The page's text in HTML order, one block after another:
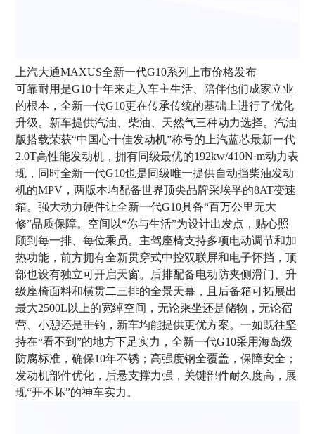
上汽大通MAXUS全新一代G10系列上市价格发布
可靠耐用是G10十年来走入车主生活、陪伴他们成家立业
的根本，全新一代G10更在传承传统的基础上进行了优化
升级。新车提供汽油、柴油、天然气三种动力选择。汽油
版搭载荣获“中国心十佳发动机”称号的上汽蓝芯最新一代
2.0T高性能发动机，拥有同级最优的192kw/410N·m动力表
现，同时全新一代G10也是同级唯一提供自动挡柴油发动
机的MPV，两版本均配备世界顶尖品牌采埃孚的8AT变速
箱。强大动力硬件让全新一代G10具备“百万公里无大
修”品质保障。空间以“你与生活”为设计出发点，贴心照
顾到每一排、每位乘员。主驾座椅支持多项电动调节和加
热功能，前方拥有全新贯穿式中控双联屏和电子怀挡，顶
部也设有独立可开启天窗。后排配备电动防夹侧滑门、升
级座椅面料和横贯二三排的全景天幕，且后备箱可拓展出
最大2500L以上的宽绰空间，无论乘坐还是储物，无论宿
营、小憩还是垂钓，新车均能提供更优方案。一如既往坚
持在“看不到”的地方下足实力，全新一代G10采用海岛级
防腐标准，确保10年不锈；高强度钢全覆盖，保障安全；
发动机部件优化，后悬支撑力强，关键部件耐久度高，展
现“开不坏”的神车实力。